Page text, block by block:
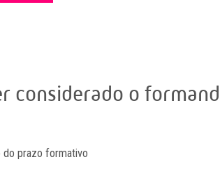
considerado o
do prazo formativo